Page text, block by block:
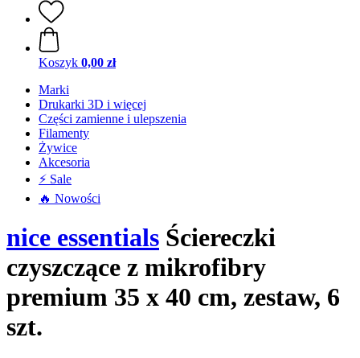
Koszyk 0,00 zł
Marki
Drukarki 3D i więcej
Części zamienne i ulepszenia
Filamenty
Żywice
Akcesoria
⚡ Sale
🔥 Nowości
nice essentials Ściereczki
czyszczące z mikrofibry
premium 35 x 40 cm, zestaw, 6
szt.